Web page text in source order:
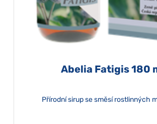
Abelia Fatigis 180
Přírodní sirup se směsí rostlinných